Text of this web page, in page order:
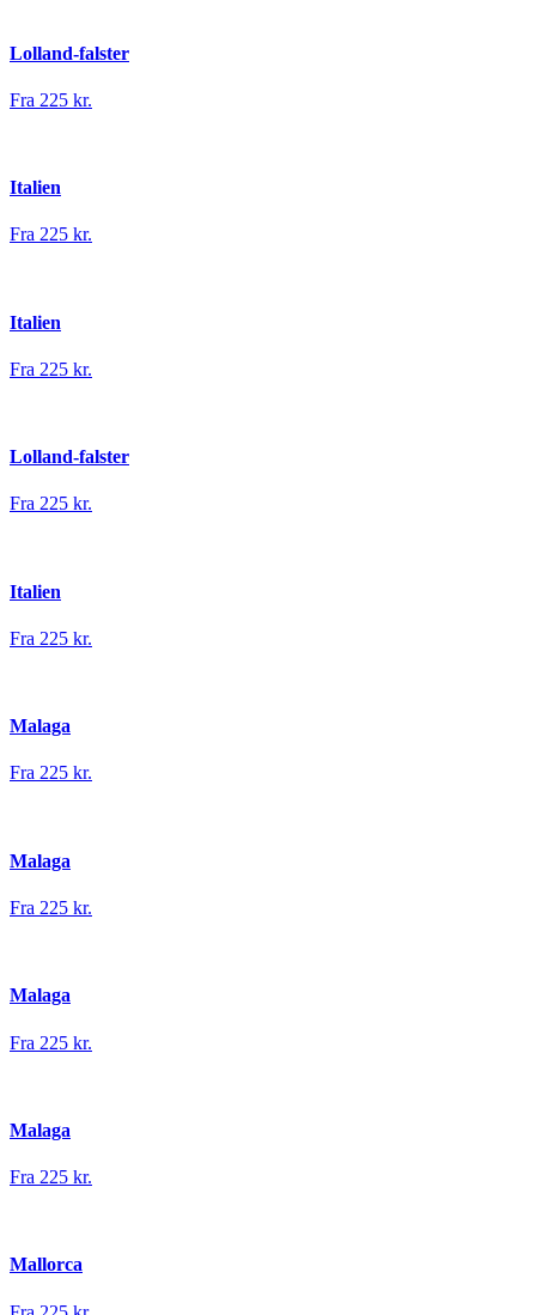
Lolland-falster
Fra 225 kr.
Italien
Fra 225 kr.
Italien
Fra 225 kr.
Lolland-falster
Fra 225 kr.
Italien
Fra 225 kr.
Malaga
Fra 225 kr.
Malaga
Fra 225 kr.
Malaga
Fra 225 kr.
Malaga
Fra 225 kr.
Mallorca